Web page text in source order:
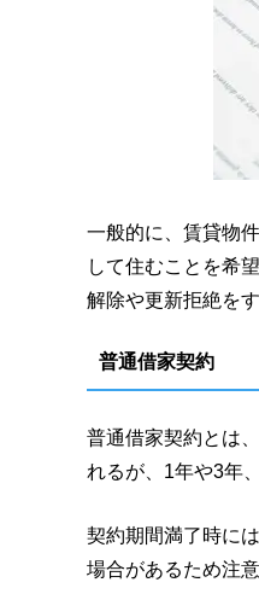
一般的に、賃貸物
して住むことを希
解除や更新拒絶を
普通借家契約
普通借家契約とは
れるが、1年や3年
契約期間満了時に
場合があるため注意